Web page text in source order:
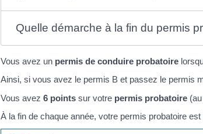
Quelle démarche à la fin du permis
Vous avez un permis de conduire probatoire
Ainsi, si vous avez le permis B et passez le permis
Vous avez 6 points sur votre permis probatoire
À la fin de chaque année, votre permis probatoire est